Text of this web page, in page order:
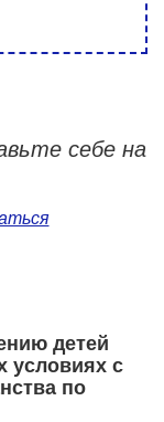
себе на
детей
условиях с
по